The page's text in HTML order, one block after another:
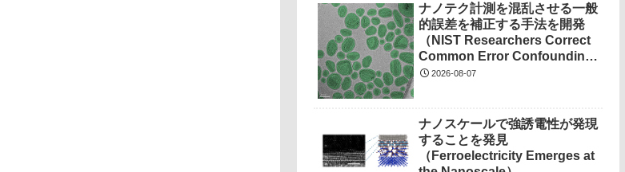
ナノテク計測を混乱させる一般
的誤差を補正する手法を開発
（NIST Researchers Correct
Common Error Confounding
Nanotech Measurements）
2026-08-07
ナノスケールで強誘電性が発現
することを発見
（Ferroelectricity Emerges at